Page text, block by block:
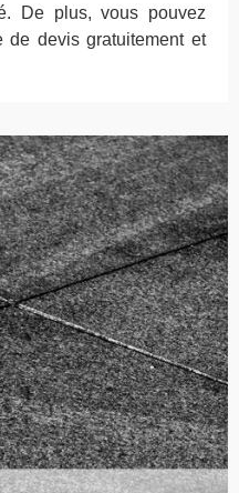
De plus, vous pouvez
de devis gratuitement et